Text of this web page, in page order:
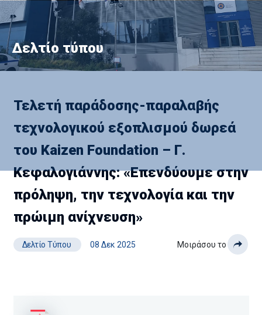
Δελτίο τύπου
Τελετή παράδοσης-παραλαβής
τεχνολογικού εξοπλισμού δωρεά
του Kaizen Foundation – Γ.
Κεφαλογιάννης: «Επενδύουμε στην
πρόληψη, την τεχνολογία και την
πρώιμη ανίχνευση»
Δελτίο Τύπου 08 Δεκ 2025 Μοιράσου το